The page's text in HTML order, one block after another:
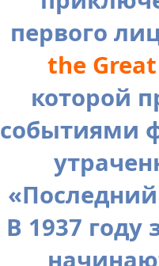
первого
the
которой
событиями
В 1937